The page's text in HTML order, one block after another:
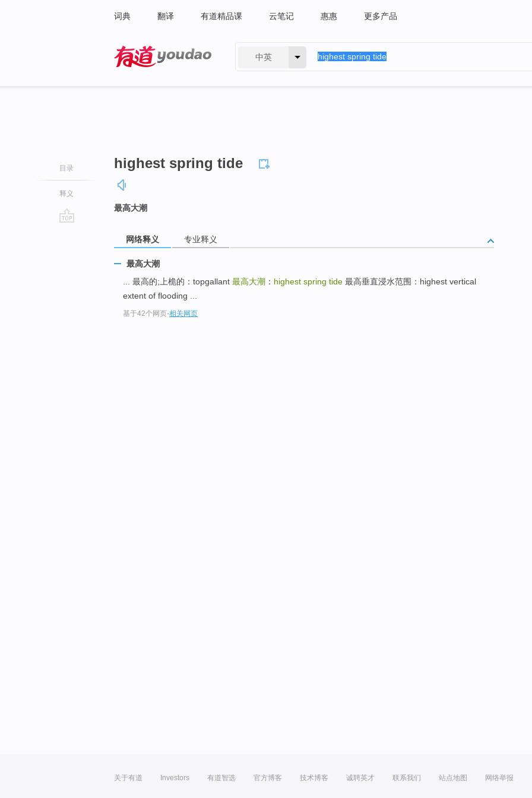
词典 翻译 有道精品课 云笔记 惠惠 更多产品
中英
目录
释义
highest spring tide
最高大潮
网络释义 专业释义
最高大潮
... 最高的;上桅的：topgallant 最高大潮 ： highest spring tide 最高垂直浸水范围：highest vertical
extent of flooding ...
基于42个网页-相关网页
关于有道 Investors 有道智选 官方博客 技术博客 诚聘英才 联系我们 站点地图 网络举报